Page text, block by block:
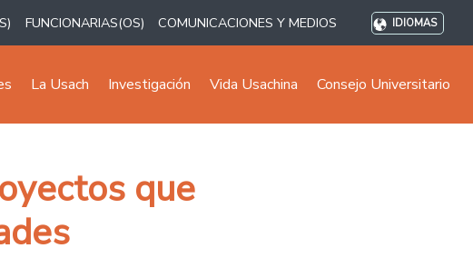
FUNCIONARIAS(OS) COMUNICACIONES Y MEDIOS IDIOMAS
La Usach Investigación Vida Usachina Consejo Universitario
que